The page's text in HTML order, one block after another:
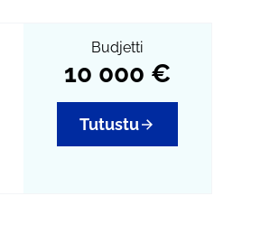
Budjetti
10 000 €
Tutustu